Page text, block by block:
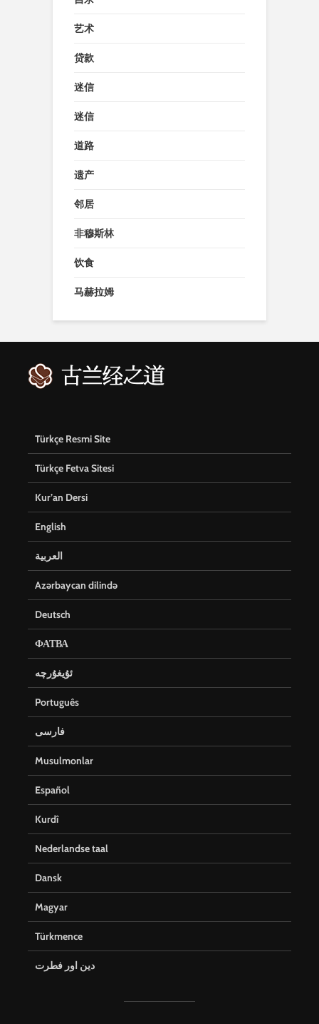
艺术
贷款
迷信
迷信
道路
遗产
邻居
非穆斯林
饮食
马赫拉姆
Türkçe Resmi Site
Türkçe Fetva Sitesi
Kur’an Dersi
English
العربية
Azərbaycan dilində
Deutsch
ФАТВА
ئۇيغۇرچە
Português
فارسی
Musulmonlar
Español
Kurdî
Nederlandse taal
Dansk
Magyar
Türkmence
دین اور فطرت